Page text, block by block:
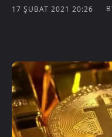
17 ŞUBAT 2021 20:26